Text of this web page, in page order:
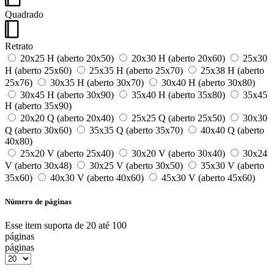
Quadrado
Retrato
20x25 H (aberto 20x50)
20x30 H (aberto 20x60)
25x30
H (aberto 25x60)
25x35 H (aberto 25x70)
25x38 H (aberto
25x76)
30x35 H (aberto 30x70)
30x40 H (aberto 30x80)
30x45 H (aberto 30x90)
35x40 H (aberto 35x80)
35x45
H (aberto 35x90)
20x20 Q (aberto 20x40)
25x25 Q (aberto 25x50)
30x30
Q (aberto 30x60)
35x35 Q (aberto 35x70)
40x40 Q (aberto
40x80)
25x20 V (aberto 25x40)
30x20 V (aberto 30x40)
30x24
V (aberto 30x48)
30x25 V (aberto 30x50)
35x30 V (aberto
35x60)
40x30 V (aberto 40x60) 45x30 V (aberto 45x60)
Número de páginas
Esse item suporta de 20 até 100
páginas
páginas